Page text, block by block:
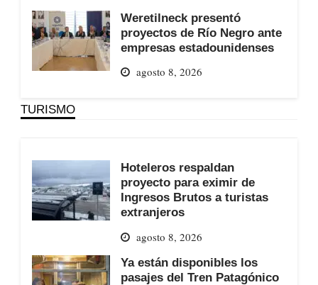
Weretilneck presentó
proyectos de Río Negro ante
empresas estadounidenses
agosto 8, 2026
TURISMO
Hoteleros respaldan
proyecto para eximir de
Ingresos Brutos a turistas
extranjeros
agosto 8, 2026
Ya están disponibles los
pasajes del Tren Patagónico